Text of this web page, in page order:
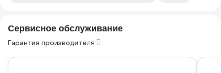
Сервисное обслуживание
Гарантия производителя